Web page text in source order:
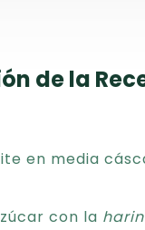
de la
en media
con la